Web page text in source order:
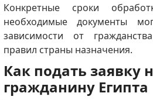
Конкретные сроки
необходимые документы
зависимости от
правил страны назначения.
Как подать заявку
гражданину Египта